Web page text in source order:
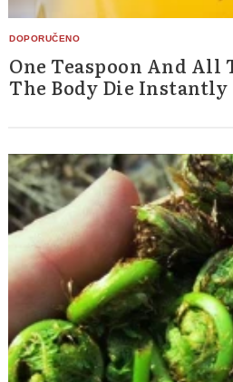
One Teaspoon And All
The Body Die Instantly